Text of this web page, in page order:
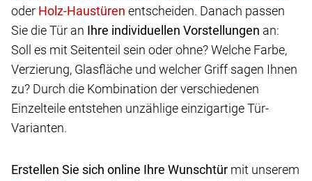
oder
entscheiden. Danach passen
Sie die Tür an Ihre individuellen Vorstellungen an:
Soll es mit Seitenteil sein oder ohne? Welche Farbe,
Verzierung, Glasfläche und welcher Griff sagen Ihnen
zu? Durch die Kombination der verschiedenen
Einzelteile entstehen unzählige einzigartige Tür-
Varianten.
Erstellen Sie sich online Ihre Wunschtür mit unserem